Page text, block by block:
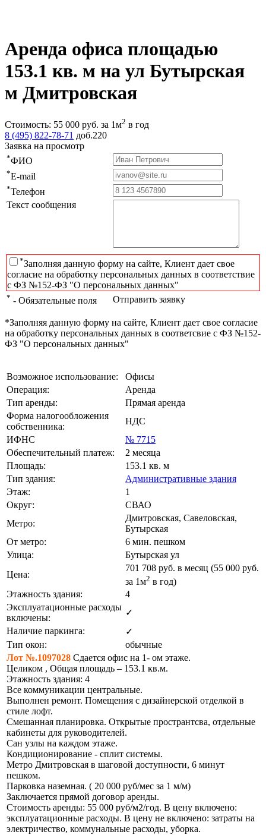
Аренда офиса площадью
153.1 кв. м на ул Бутырская
м Дмитровская
Стоимость: 55 000 руб. за 1м2 в год
8 (495) 822-78-71 доб.220
Заявка на просмотр
*ФИО
*E-mail
*Телефон
Текст сообщения
*Заполняя данную форму на сайте, Клиент дает свое
согласие на обработку персональных данных в соответствие
с ФЗ №152-ФЗ "О персональных данных"
* - Обязательные поля Отправить заявку
*Заполняя данную форму на сайте, Клиент дает свое согласие
на обработку персональных данных в соответсвие с ФЗ №152-
ФЗ "О персональных данных"
Возможное использование:
Офисы
Операция:
Аренда
Тип аренды:
Прямая аренда
Форма налогообложения
собственника:
НДС
ИФНС
№ 7715
Обеспечительный платеж:
2 месяца
Площадь:
153.1 кв. м
Тип здания:
Административные здания
Этаж:
1
Округ:
СВАО
Метро:
Дмитровская, Савеловская,
Бутырская
От метро:
6 мин. пешком
Улица:
Бутырская ул
Цена:
701 708 руб. в месяц (55 000 руб.
за 1м2 в год)
Этажность здания:
4
Эксплуатационные расходы
включены:
✓
Наличие паркинга:
✓
Тип окон:
обычные
Лот №.1097028 Сдается офис на 1- ом этаже.
Целиком , Общая площадь – 153.1 кв.м.
Этажность здания: 4
Все коммуникации центральные.
Выполнен ремонт. Помещения с дизайнерской отделкой в
стиле лофт.
Смешанная планировка. Открытые пространтсва, отдельные
кабинеты для руководителей.
Сан узлы на каждом этаже.
Кондиционирование - сплит системы.
Метро Дмитровская в шаговой доступности, 6 минут
пешком.
Парковка наземная. ( 20 000 руб/мес за 1 м/м)
Заключается прямой договор аренды.
Стоимость аренды: 55 000 руб/м2/год. В цену включено:
эксплуатационные расходы. В цену не включено: затраты на
электричество, коммунальные расходы, уборка.